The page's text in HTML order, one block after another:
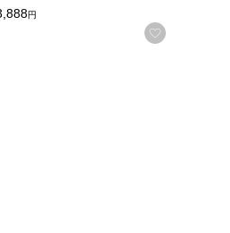
に登録する
円
お気に入